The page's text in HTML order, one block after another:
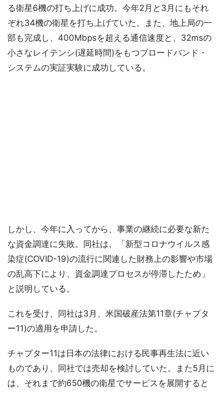
る衛星6機の打ち上げに成功。今年2月と3月にもそれ
ぞれ34機の衛星を打ち上げていた。また、地上局の一
部も完成し、400Mbpsを超える通信速度と、32msの
小さなレイテンシ(遅延時間)をもつブロードバンド・
システムの実証実験に成功している。
しかし、今年に入ってから、事業の継続に必要な新た
な資金調達に失敗。同社は、「新型コロナウイルス感
染症(COVID-19)の流行に関連した財務上の影響や市場
の乱高下により、資金調達プロセスが停滞したため」
と説明している。
これを受け、同社は3月、米国破産法第11章(チャプタ
ー11)の適用を申請した。
チャプター11は日本の法律における民事再生法に近い
ものであり、同社では売却を検討していた。また5月に
は、それまで約650機の衛星でサービスを展開すると